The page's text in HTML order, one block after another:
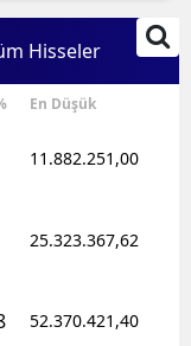
Çorum
Denizli
Diyarbakır
Elazığ
Hisseler
En Düşük
11.882.251,00
25.323.367,62
52.370.421,40